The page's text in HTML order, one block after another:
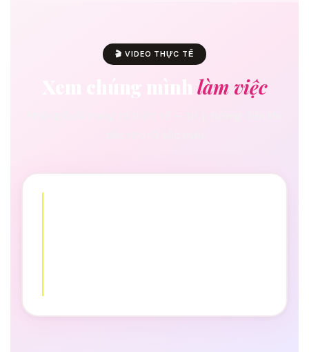
🎬 VIDEO THỰC TẾ
Xem chúng mình làm việc